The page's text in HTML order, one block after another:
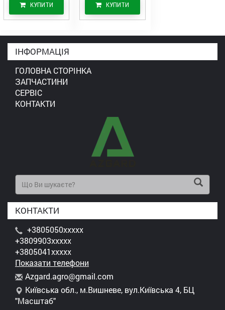
КУПИТИ КУПИТИ
ІНФОРМАЦІЯ
ГОЛОВНА СТОРІНКА
ЗАПЧАСТИНИ
СЕРВІС
КОНТАКТИ
КОНТАКТИ
+3805050xxxxx
+3809903xxxxx
+3805041xxxxx
Показати телефони
Azgard.agro@gmail.com
Київська обл., м.Вишневе, вул.Київська 4, БЦ
"Масштаб"